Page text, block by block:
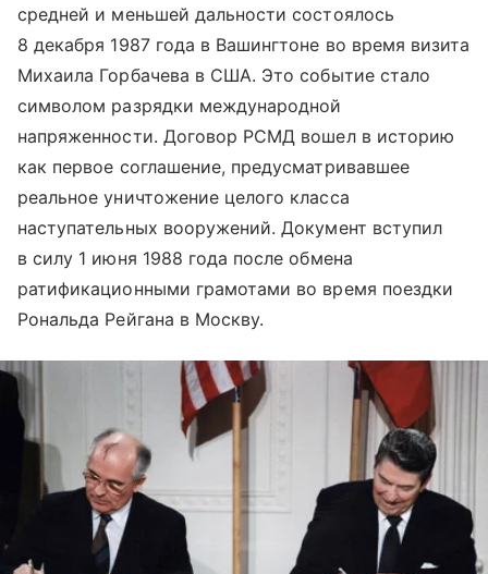
средней и меньшей дальности состоялось
8 декабря 1987 года в Вашингтоне во время визита
Михаила Горбачева в США. Это событие стало
символом разрядки международной
напряженности. Договор РСМД вошел в историю
как первое соглашение, предусматривавшее
реальное уничтожение целого класса
наступательных вооружений. Документ вступил
в силу 1 июня 1988 года после обмена
ратификационными грамотами во время поездки
Рональда Рейгана в Москву.